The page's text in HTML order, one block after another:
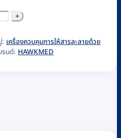
: เครื่องควบคุมการให้สารละลายด้วย
รนด์: HAWKMED